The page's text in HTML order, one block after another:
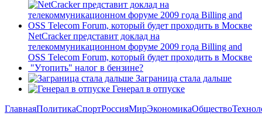
NetCracker представит доклад на
телекоммуникационном форуме 2009 года Billing and
OSS Telecom Forum, который будет проходить в Москве
"Утопить" налог в бензине?
Заграница стала дальше
Генерал в отпуске
ГлавнаяПолитикаСпортРоссияМирЭкономикаОбщество